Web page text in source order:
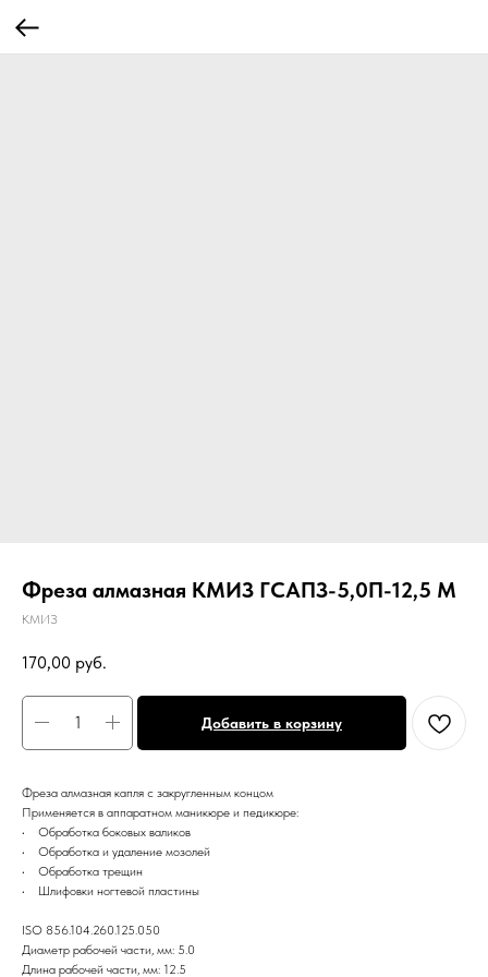
Фреза алмазная КМИЗ ГСАПЗ-5,0П-12,5 М
КМИЗ
170,00 руб.
Добавить в корзину
Фреза алмазная капля с закругленным концом
Применяется в аппаратном маникюре и педикюре:
• Обработка боковых валиков
• Обработка и удаление мозолей
• Обработка трещин
• Шлифовки ногтевой пластины
ISO 856.104.260.125.050
Диаметр рабочей части, мм: 5.0
Длина рабочей части, мм: 12.5